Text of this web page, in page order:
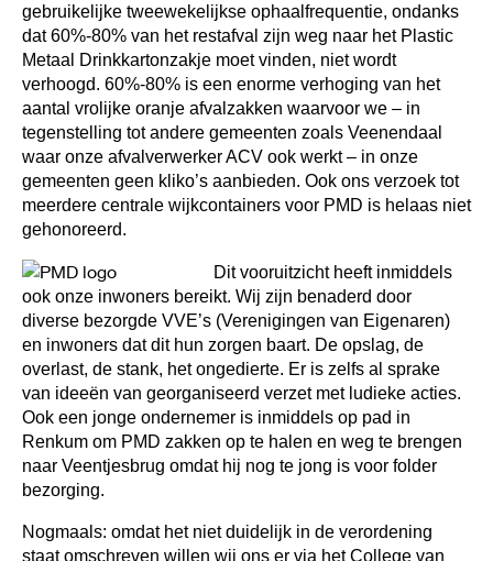
gebruikelijke tweewekelijkse ophaalfrequentie, ondanks
dat 60%-80% van het restafval zijn weg naar het Plastic
Metaal Drinkkartonzakje moet vinden, niet wordt
verhoogd. 60%-80% is een enorme verhoging van het
aantal vrolijke oranje afvalzakken waarvoor we – in
tegenstelling tot andere gemeenten zoals Veenendaal
waar onze afvalverwerker ACV ook werkt – in onze
gemeenten geen kliko’s aanbieden. Ook ons verzoek tot
meerdere centrale wijkcontainers voor PMD is helaas niet
gehonoreerd.
Dit vooruitzicht heeft inmiddels
ook onze inwoners bereikt. Wij zijn benaderd door
diverse bezorgde VVE’s (Verenigingen van Eigenaren)
en inwoners dat dit hun zorgen baart. De opslag, de
overlast, de stank, het ongedierte. Er is zelfs al sprake
van ideeën van georganiseerd verzet met ludieke acties.
Ook een jonge ondernemer is inmiddels op pad in
Renkum om PMD zakken op te halen en weg te brengen
naar Veentjesbrug omdat hij nog te jong is voor folder
bezorging.
Nogmaals: omdat het niet duidelijk in de verordening
staat omschreven willen wij ons er via het College van